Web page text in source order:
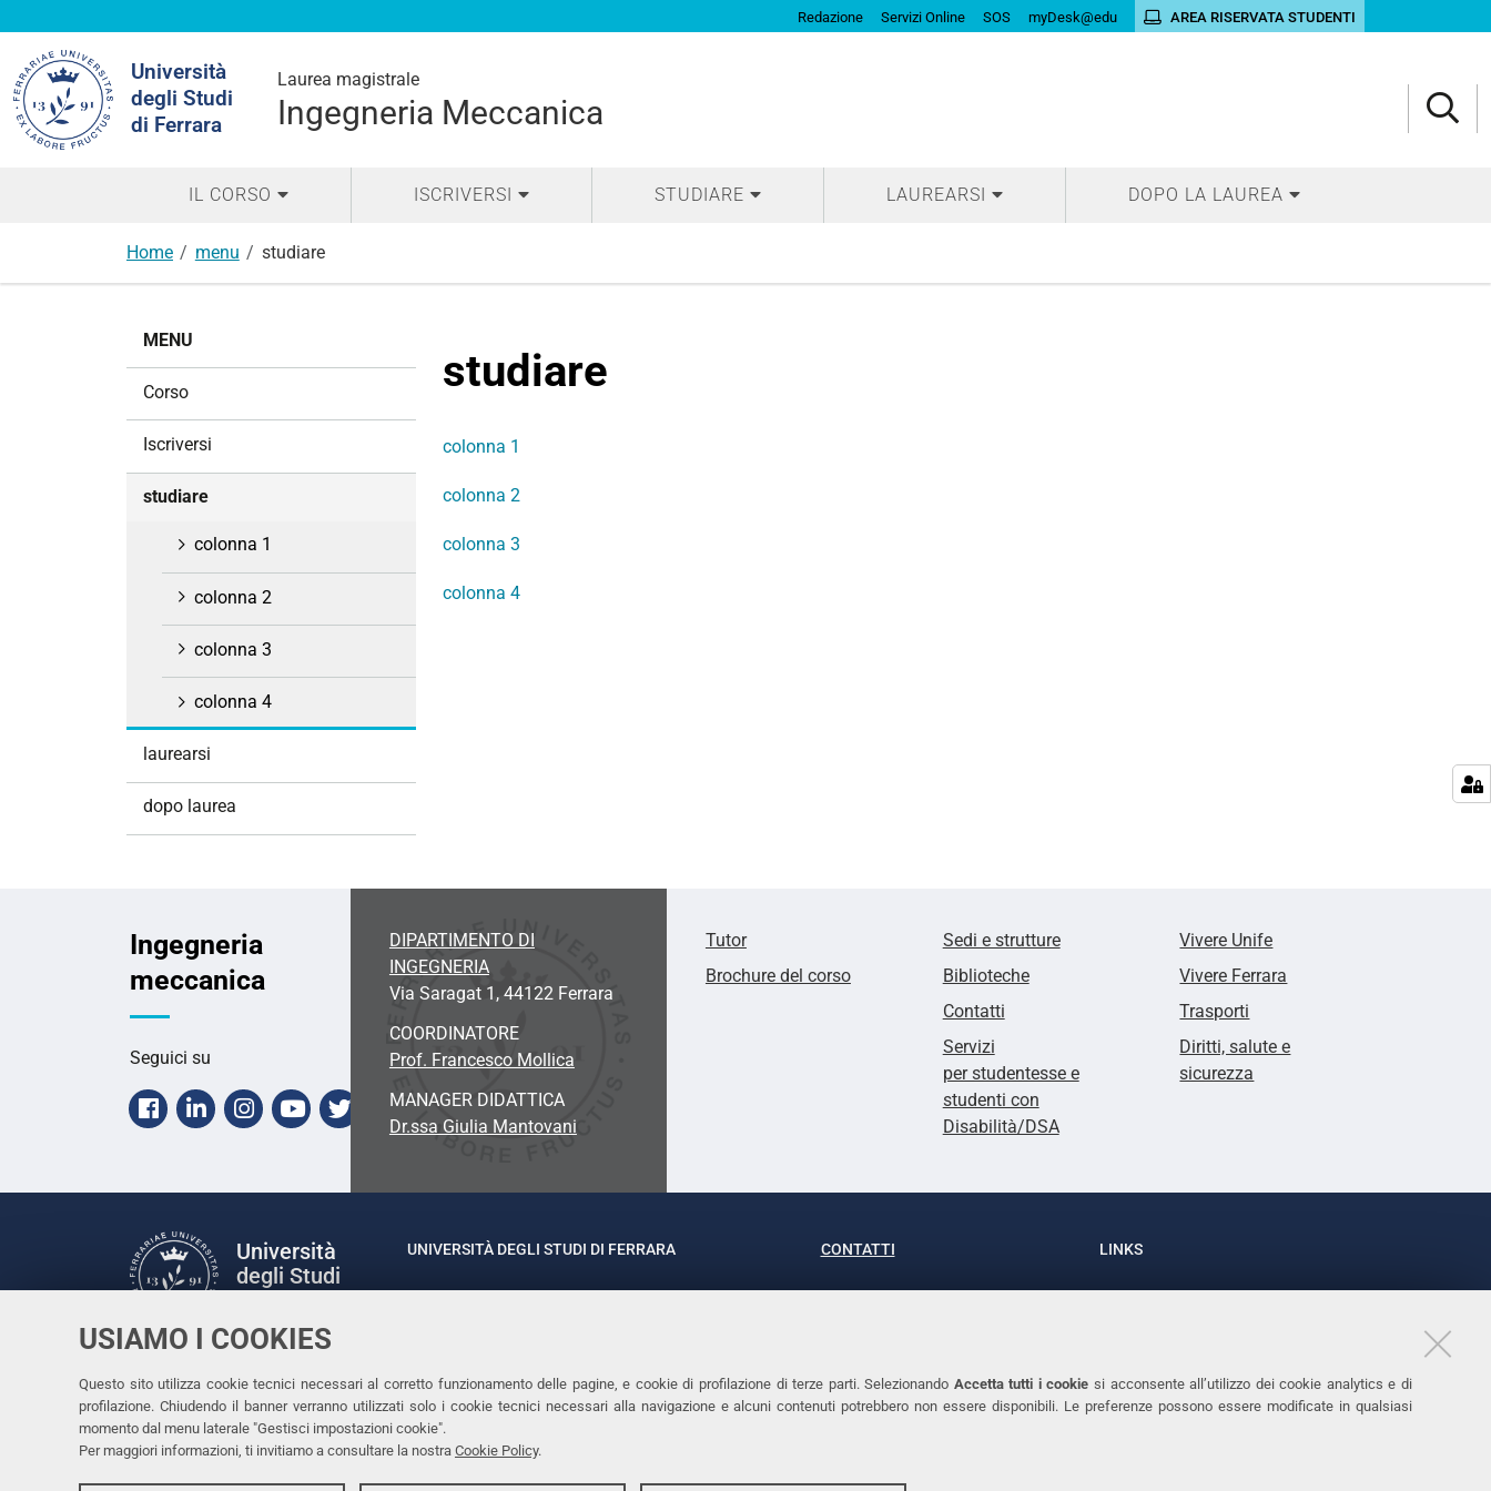
USIAMO I COOKIES
Questo sito utilizza cookie tecnici necessari al corretto funzionamento delle pagine, e cookie di profilazione di terze parti. Selezionando Accetta tutti i cookie si acconsente all’utilizzo dei cookie analytics e di
profilazione. Chiudendo il banner verranno utilizzati solo i cookie tecnici necessari alla navigazione e alcuni contenuti potrebbero non essere disponibili. Le preferenze possono essere modificate in qualsiasi
momento dal menu laterale "Gestisci impostazioni cookie".
Per maggiori informazioni, ti invitiamo a consultare la nostra Cookie Policy.
Redazione Servizi Online SOS myDesk@edu AREA RISERVATA STUDENTI
Università
degli Studi
di Ferrara
Laurea magistrale
Ingegneria Meccanica
nel
sito
IL CORSO ISCRIVERSI STUDIARE LAUREARSI DOPO LA LAUREA
Home menu studiare
studiare
colonna 1
colonna 2
colonna 3
colonna 4
MENU
Corso
Iscriversi
studiare
colonna 1
colonna 2
colonna 3
colonna 4
laurearsi
dopo laurea
Ingegneria
meccanica
Seguici su
Facebook
LinkedinInstagram
YoutubeTwitter
DIPARTIMENTO DI
INGEGNERIA
Via Saragat 1, 44122 Ferrara
COORDINATORE
Prof. Francesco Mollica
MANAGER DIDATTICA
Dr.ssa Giulia Mantovani
Tutor
Brochure del corso
Sedi e strutture
Biblioteche
Contatti
Servizi
per studentesse e
studenti con
Disabilità/DSA
Vivere Unife
Vivere Ferrara
Trasporti
Diritti, salute e
sicurezza
Università
degli Studi
Facebook
LinkedinInstagram
Youtube
UNIVERSITÀ DEGLI STUDI DI FERRARA
Rettrice: Prof.ssa Laura Ramaciotti
CONTATTI
Tel. +39 0532 293111
LINKS
Accessibilità
Cookies